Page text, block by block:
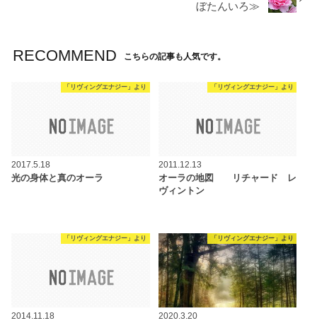
ぼたんいろ≫
RECOMMEND こちらの記事も人気です。
「リヴィングエナジー」より
2017.5.18
光の身体と真のオーラ
「リヴィングエナジー」より
2011.12.13
オーラの地図 リチャード レ
ヴィントン
「リヴィングエナジー」より
2014.11.18
「リヴィングエナジー」より
2020.3.20